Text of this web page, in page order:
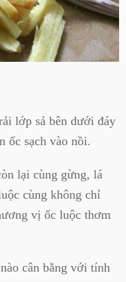
lớp sả bên dưới đáy
ốc sạch vào nồi.
lại cùng gừng, lá
cùng không chỉ
vị ốc luộc thơm
cân bằng với tính